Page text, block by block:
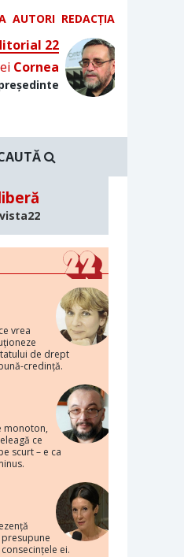
AUTORI REDACȚIA
22
Cornea
vrea
de drept
credință.
monoton,
ce
scurt – e ca
ei.